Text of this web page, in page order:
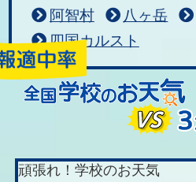
阿智村
八ヶ岳
四国カルスト
頑張れ！学校のお天気